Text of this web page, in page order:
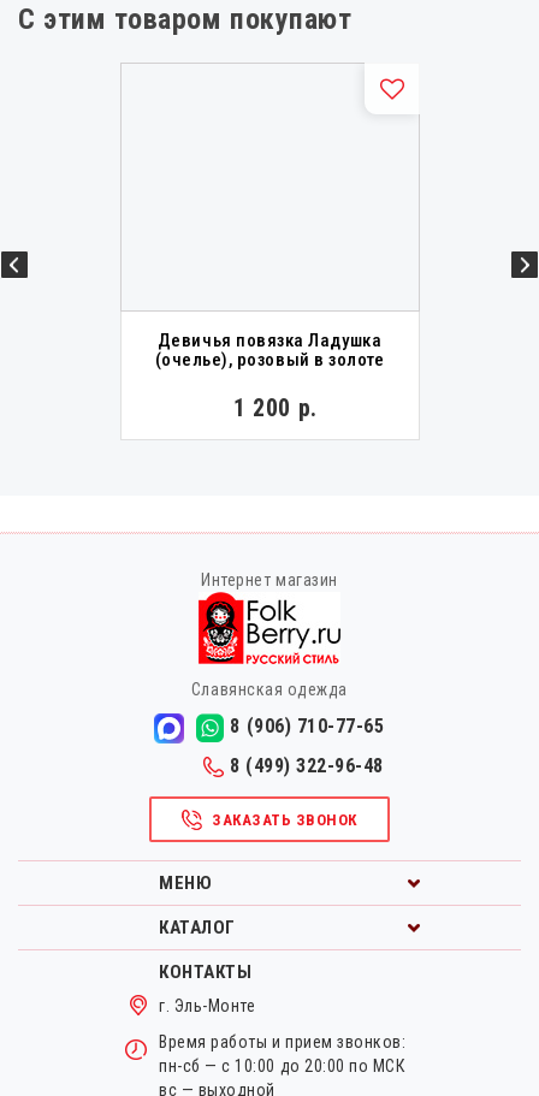
С этим товаром покупают
Девичья повязка Ладушка
(очелье), розовый в золоте
1 200 р.
Интернет магазин
Славянская одежда
8 (906) 710-77-65
8 (499) 322-96-48
ЗАКАЗАТЬ ЗВОНОК
МЕНЮ
КАТАЛОГ
КОНТАКТЫ
г. Эль-Монте
Время работы и прием звонков:
пн-сб — с 10:00 до 20:00 по МСК
вс — выходной